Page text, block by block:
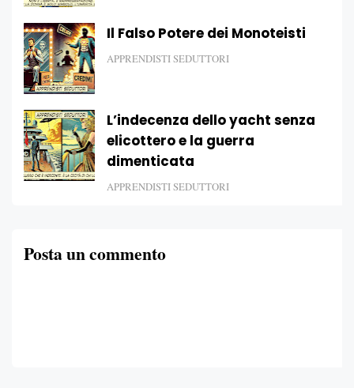
Il Falso Potere dei Monoteisti
APPRENDISTI SEDUTTORI
L’indecenza dello yacht senza
elicottero e la guerra
dimenticata
APPRENDISTI SEDUTTORI
Posta un commento